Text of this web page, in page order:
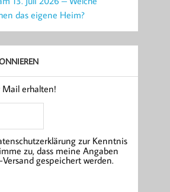
das eigene Heim?
erhalten!
zur Kenntnis
zu, dass meine Angaben
gespeichert werden.